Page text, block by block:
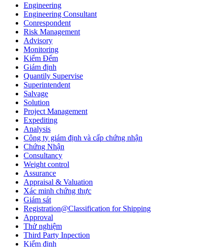
Engineering
Engineering Consultant
Conrespondent
Risk Management
Advisory
Monitoring
Kiểm Đếm
Giám định
Quantily Supervise
Superintendent
Salvage
Solution
Project Management
Expediting
Analysis
Công ty giám định và cấp chứng nhận
Chứng Nhận
Consultancy
Weight control
Assurance
Appraisal & Valuation
Xác minh chứng thực
Giám sát
Registration@Classification for Shipping
Approval
Thử nghiệm
Third Party Inpection
Kiểm định